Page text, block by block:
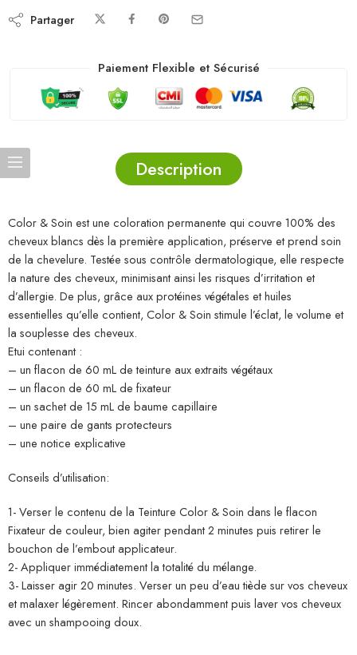
Partager
Paiement Flexible et Sécurisé
Description
Color & Soin est une coloration permanente qui couvre 100% des
cheveux blancs dès la première application, préserve et prend soin
de la chevelure. Testée sous contrôle dermatologique, elle respecte
la nature des cheveux, minimisant ainsi les risques d’irritation et
d’allergie. De plus, grâce aux protéines végétales et huiles
essentielles qu’elle contient, Color & Soin stimule l’éclat, le volume et
la souplesse des cheveux.
Etui contenant :
– un flacon de 60 mL de teinture aux extraits végétaux
– un flacon de 60 mL de fixateur
– un sachet de 15 mL de baume capillaire
– une paire de gants protecteurs
– une notice explicative
Conseils d’utilisation:
1- Verser le contenu de la Teinture Color & Soin dans le flacon
Fixateur de couleur, bien agiter pendant 2 minutes puis retirer le
bouchon de l’embout applicateur.
2- Appliquer immédiatement la totalité du mélange.
3- Laisser agir 20 minutes. Verser un peu d’eau tiède sur vos cheveux
et malaxer légèrement. Rincer abondamment puis laver vos cheveux
avec un shampooing doux.